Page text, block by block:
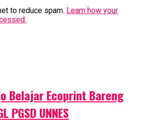
to reduce spam. Learn how your
Belajar Ecoprint Bareng
PGSD UNNES